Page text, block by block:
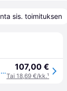
sis. toimituksen
Nike Zoom Mercurial Vapor 16 Pro AG Racer Blue Unisex Cleats White FQ8684-446 40.5 107,00 €
Tai 18,69 €/kk.¹